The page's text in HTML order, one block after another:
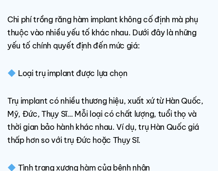
Chi phí trồng răng hàm implant không cố định mà phụ
thuộc vào nhiều yếu tố khác nhau. Dưới đây là những
yếu tố chính quyết định đến mức giá:
Loại trụ implant được lựa chọn
Trụ implant có nhiều thương hiệu, xuất xứ từ Hàn Quốc,
Mỹ, Đức, Thụy Sĩ… Mỗi loại có chất lượng, tuổi thọ và
thời gian bảo hành khác nhau. Ví dụ, trụ Hàn Quốc giá
thấp hơn so với trụ Đức hoặc Thụy Sĩ.
Tình trạng xương hàm của bệnh nhân